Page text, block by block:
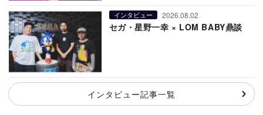
インタビュー 2026.08.02
セガ・星野一幸 × LOM BABY鼎談
インタビュー記事一覧